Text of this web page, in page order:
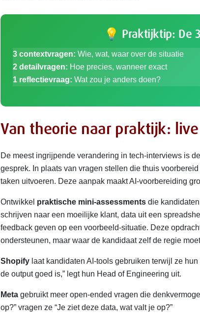
💡 Praktijktip: De
3 contextvragen: Wie, wat, waar over de situatie
2 detailvragen: Hoe precies, wanneer exact
1 reflectievraag: Wat zou je anders doen?
Van theorie naar praktijk:
De meest ingrijpende verandering in tech-interviews is
gesprek. In plaats van vragen stellen die thuis
taken uitvoeren. Deze aanpak maakt AI-voorbereiding
Ontwikkel praktische mini-assessments die
schrijven naar een moeilijke klant, data uit een
feedback geven op een voorbeeld-situatie. Deze
ondersteunen, maar waar de kandidaat zelf de regie
Shopify laat kandidaten AI-tools gebruiken terwijl ze
de output goed is,” legt hun Head of Engineering uit.
Meta gebruikt meer open-ended vragen die
op?” vragen ze “Je ziet deze data, wat valt je op?”